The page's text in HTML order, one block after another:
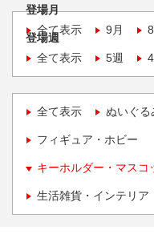
登場月
全て表示
9月
登場週
全て表示
5週
全て表示 ぬいぐる
フィギュア・ホビー
キーホルダー・マスコ
生活雑貨・インテリア